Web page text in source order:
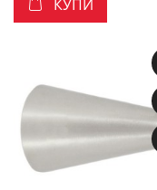
КУПИ